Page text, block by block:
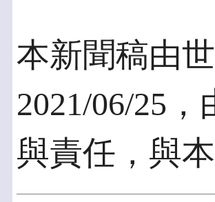
本新聞稿由
2021/06/25
與責任，與